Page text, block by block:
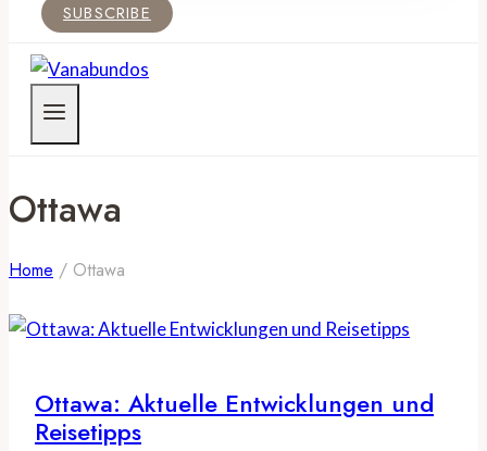
SUBSCRIBE
Ottawa
Home / Ottawa
Ottawa: Aktuelle Entwicklungen und
Reisetipps